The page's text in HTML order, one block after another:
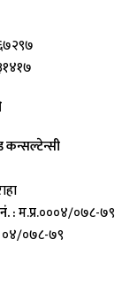
कन्सल्टेन्सी
:म.प्र.०००४/०७८-७९
०४/०७८-७९